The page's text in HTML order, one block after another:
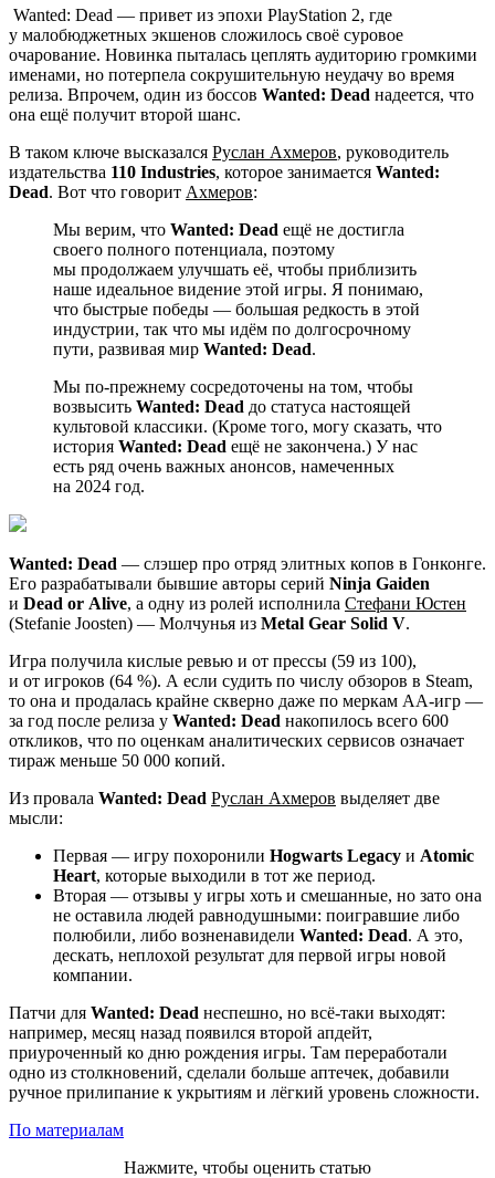
Wanted: Dead — привет из эпохи PlayStation 2, где
у малобюджетных экшенов сложилось своё суровое
очарование. Новинка пыталась цеплять аудиторию громкими
именами, но потерпела сокрушительную неудачу во время
релиза. Впрочем, один из боссов Wanted: Dead надеется, что
она ещё получит второй шанс.
В таком ключе высказался Руслан Ахмеров, руководитель
издательства 110 Industries, которое занимается Wanted:
Dead. Вот что говорит Ахмеров:
Мы верим, что Wanted: Dead ещё не достигла
своего полного потенциала, поэтому
мы продолжаем улучшать её, чтобы приблизить
наше идеальное видение этой игры. Я понимаю,
что быстрые победы — большая редкость в этой
индустрии, так что мы идём по долгосрочному
пути, развивая мир Wanted: Dead.
Мы по-прежнему сосредоточены на том, чтобы
возвысить Wanted: Dead до статуса настоящей
культовой классики. (Кроме того, могу сказать, что
история Wanted: Dead ещё не закончена.) У нас
есть ряд очень важных анонсов, намеченных
на 2024 год.
Wanted: Dead — слэшер про отряд элитных копов в Гонконге.
Его разрабатывали бывшие авторы серий Ninja Gaiden
и Dead or Alive, а одну из ролей исполнила Стефани Юстен
(Stefanie Joosten) — Молчунья из Metal Gear Solid V.
Игра получила кислые ревью и от прессы (59 из 100),
и от игроков (64 %). А если судить по числу обзоров в Steam,
то она и продалась крайне скверно даже по меркам AA-игр —
за год после релиза у Wanted: Dead накопилось всего 600
откликов, что по оценкам аналитических сервисов означает
тираж меньше 50 000 копий.
Из провала Wanted: Dead Руслан Ахмеров выделяет две
мысли:
Первая — игру похоронили Hogwarts Legacy и Atomic
Heart, которые выходили в тот же период.
Вторая — отзывы у игры хоть и смешанные, но зато она
не оставила людей равнодушными: поигравшие либо
полюбили, либо возненавидели Wanted: Dead. А это,
дескать, неплохой результат для первой игры новой
компании.
Патчи для Wanted: Dead неспешно, но всё-таки выходят:
например, месяц назад появился второй апдейт,
приуроченный ко дню рождения игры. Там переработали
одно из столкновений, сделали больше аптечек, добавили
ручное прилипание к укрытиям и лёгкий уровень сложности.
По материалам
Нажмите, чтобы оценить статью